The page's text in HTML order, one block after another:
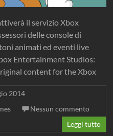
il servizio Xbox
delle console di
animati ed eventi live
Entertainment Studios:
content for the Xbox
2014
Nessun commento
Leggi tutto